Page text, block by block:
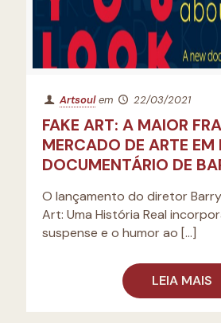
Artsoul em 22/03/2021
FAKE ART: A MAIOR
MERCADO DE ARTE
DOCUMENTÁRIO DE
O lançamento do diretor Barry
Art: Uma História Real
suspense e o humor ao […]
LEIA MAIS